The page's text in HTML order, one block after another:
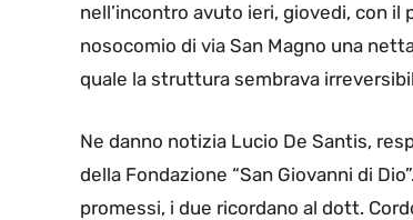
nell’incontro avuto ieri, giovedi, con il
nosocomio di via San Magno una
quale la struttura sembrava
Ne danno notizia Lucio De Santis,
della Fondazione “San Giovanni di
promessi, i due ricordano al dott.